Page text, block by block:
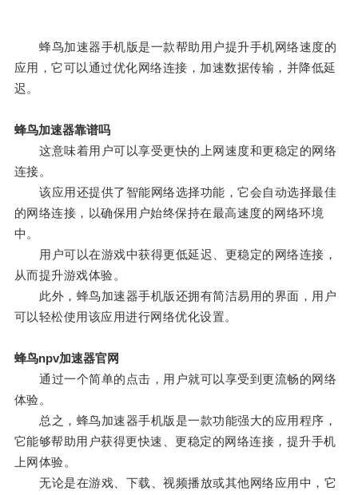
蜂鸟加速器手机版是一款帮助用户提升手机网络速度的
应用，它可以通过优化网络连接，加速数据传输，并降低延
迟。
蜂鸟加速器靠谱吗
这意味着用户可以享受更快的上网速度和更稳定的网络
连接。
该应用还提供了智能网络选择功能，它会自动选择最佳
的网络连接，以确保用户始终保持在最高速度的网络环境
中。
用户可以在游戏中获得更低延迟、更稳定的网络连接，
从而提升游戏体验。
此外，蜂鸟加速器手机版还拥有简洁易用的界面，用户
可以轻松使用该应用进行网络优化设置。
蜂鸟npv加速器官网
通过一个简单的点击，用户就可以享受到更流畅的网络
体验。
总之，蜂鸟加速器手机版是一款功能强大的应用程序，
它能够帮助用户获得更快速、更稳定的网络连接，提升手机
上网体验。
无论是在游戏、下载、视频播放或其他网络应用中，它